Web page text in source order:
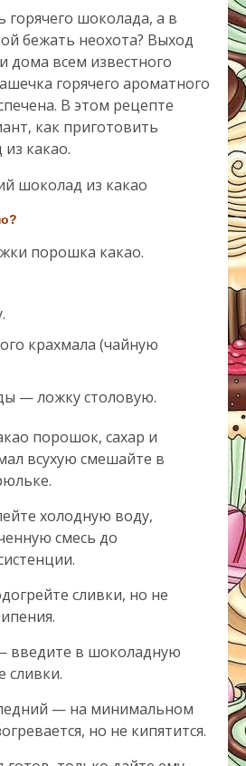
горячего шоколада, а в
бежать неохота? Выход
дома всем известного
горячего ароматного
В этом рецепте
как приготовить
какао.
порошка какао.
крахмала (чайную
— ложку столовую.
порошок, сахар и
всухую смешайте в
холодную воду,
смесь до
сливки, но не
введите в шоколадную
сливки.
— на минимальном
но не кипятится.